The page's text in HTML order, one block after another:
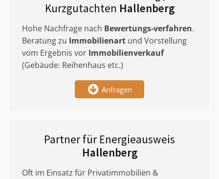
Kurzgutachten Hallenberg
Hohe Nachfrage nach Bewertungs-verfahren.
Beratung zu Immobilienart und Vorstellung
vom Ergebnis vor Immobilienverkauf
(Gebäude: Reihenhaus etc.)
Anfragen
Partner für Energieausweis
Hallenberg
Oft im Einsatz für Privatimmobilien &